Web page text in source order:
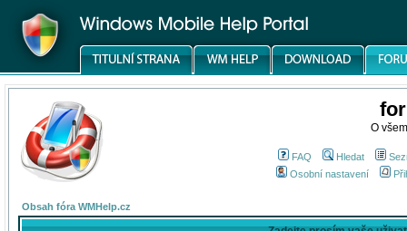
O
FAQ Hledat
Osobní nastavení
Obsah fóra WMHelp.cz